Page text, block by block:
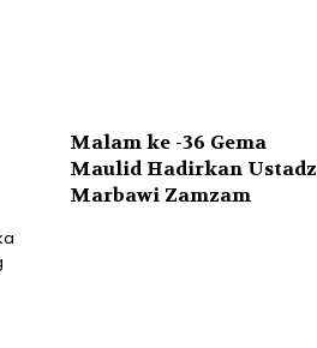
Malam ke -36 Gema
Maulid Hadirkan Ustadz
Marbawi Zamzam